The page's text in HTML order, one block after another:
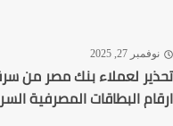
27, 2025
لعملاء بنك مصر من سرقة
البطاقات المصرفية السرية